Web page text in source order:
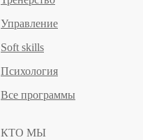
Управление
Soft skills
Психология
Все программы
КТО МЫ